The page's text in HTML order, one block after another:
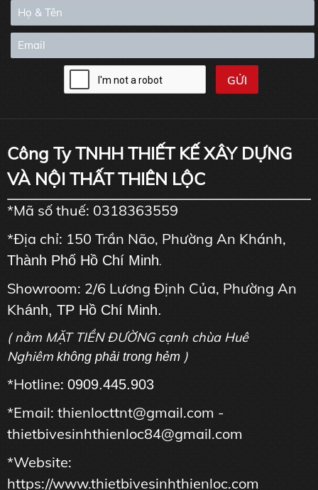
Công Ty TNHH THIẾT KẾ XÂY DỰNG
VÀ NỘI THẤT THIÊN LỘC
*Mã số thuế: 0318363559
*Địa chỉ: 150 Trần Não, Phường An Khánh,
Thành Phố Hồ Chí Minh.
Showroom: 2/6 Lương Định Của, Phường An
Khánh, TP Hồ Chí Minh.
( nằm MẶT TIỀN ĐƯỜNG cạnh chùa Huê
Nghiêm không phải trong hẻm )
*Hotline: 0909.445.903
*Email: thienlocttnt@gmail.com -
thietbivesinhthienloc84@gmail.com
*Website:
https://www.thietbivesinhthienloc.com